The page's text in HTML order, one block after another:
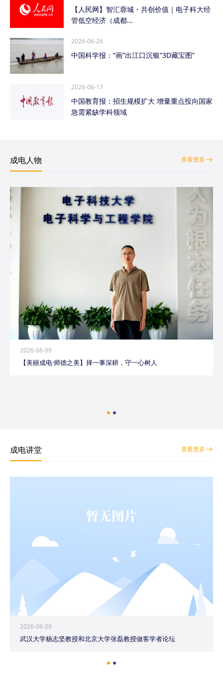
【人民网】智汇蓉城・共创价值｜电子科大经
管低空经济（成都...
2026-06-26
中国科学报：“画”出江口沉银“3D藏宝图”
2026-06-17
中国教育报：招生规模扩大 增量重点投向国家
急需紧缺学科领域
成电人物 查看更多
2026-06-09
【美丽成电·师德之美】择一事深耕，守一心树人
成电讲堂 查看更多
2026-06-29
武汉大学杨志坚教授和北京大学张磊教授做客学者论坛